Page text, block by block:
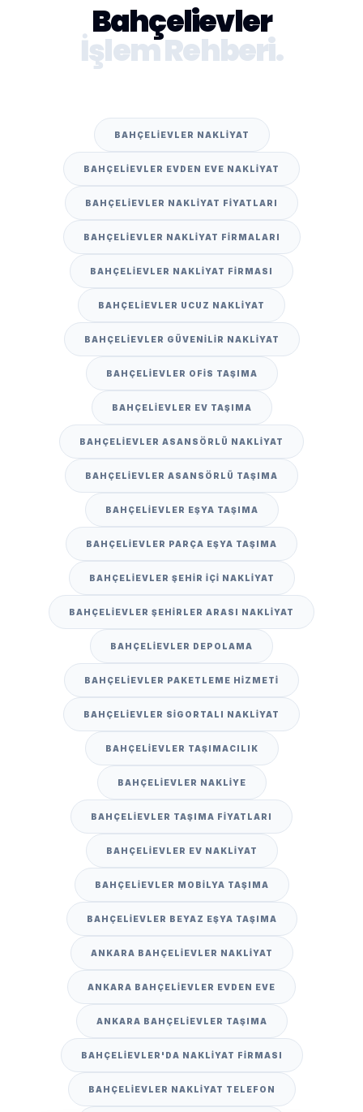
Bahçelievler
İşlem Rehberi.
BAHÇELIEVLER NAKLIYAT
BAHÇELIEVLER EVDEN EVE NAKLIYAT
BAHÇELIEVLER NAKLIYAT FIYATLARI
BAHÇELIEVLER NAKLIYAT FIRMALARI
BAHÇELIEVLER NAKLIYAT FIRMASI
BAHÇELIEVLER UCUZ NAKLIYAT
BAHÇELIEVLER GÜVENILIR NAKLIYAT
BAHÇELIEVLER OFIS TAŞIMA
BAHÇELIEVLER EV TAŞIMA
BAHÇELIEVLER ASANSÖRLÜ NAKLIYAT
BAHÇELIEVLER ASANSÖRLÜ TAŞIMA
BAHÇELIEVLER EŞYA TAŞIMA
BAHÇELIEVLER PARÇA EŞYA TAŞIMA
BAHÇELIEVLER ŞEHIR IÇI NAKLIYAT
BAHÇELIEVLER ŞEHIRLER ARASI NAKLIYAT
BAHÇELIEVLER DEPOLAMA
BAHÇELIEVLER PAKETLEME HIZMETI
BAHÇELIEVLER SIGORTALI NAKLIYAT
BAHÇELIEVLER TAŞIMACILIK
BAHÇELIEVLER NAKLIYE
BAHÇELIEVLER TAŞIMA FIYATLARI
BAHÇELIEVLER EV NAKLIYAT
BAHÇELIEVLER MOBILYA TAŞIMA
BAHÇELIEVLER BEYAZ EŞYA TAŞIMA
ANKARA BAHÇELIEVLER NAKLIYAT
ANKARA BAHÇELIEVLER EVDEN EVE
ANKARA BAHÇELIEVLER TAŞIMA
BAHÇELIEVLER'DA NAKLIYAT FIRMASI
BAHÇELIEVLER NAKLIYAT TELEFON